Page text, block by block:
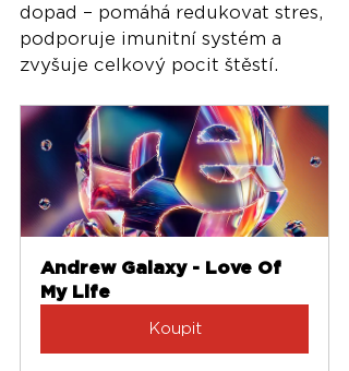
dopad – pomáhá redukovat stres,
podporuje imunitní systém a
zvyšuje celkový pocit štěstí.
Andrew Galaxy - Love Of
My Life
Koupit